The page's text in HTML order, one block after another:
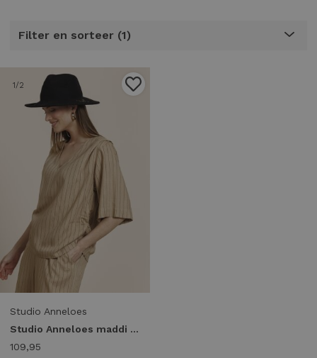
Filter en sorteer 1
1/2
Studio Anneloes
Studio Anneloes maddi jane stripe top 14056 T-shirt Korte mouw 8490 camel/black
109,95